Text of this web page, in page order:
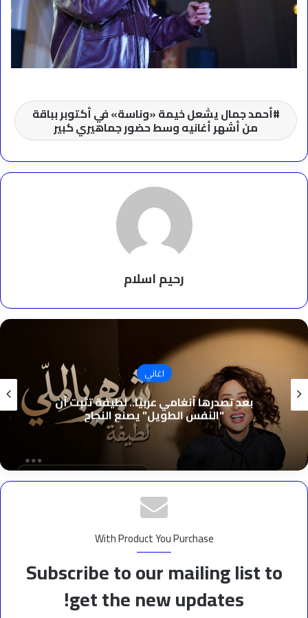
أحمد جمال يشعل خيمة «وناسة» في أكتوبر بباقة
من أشهر أغانيه وسط حضور جماهيري كبير
رحيم اسلام
اغاني
عربيًا.. لطيفة تثبت أن
الطويل” يصنع النجاح
أوكا يكشف
With Product You Purchase
Subscribe to our mailing list to
get the new updates!